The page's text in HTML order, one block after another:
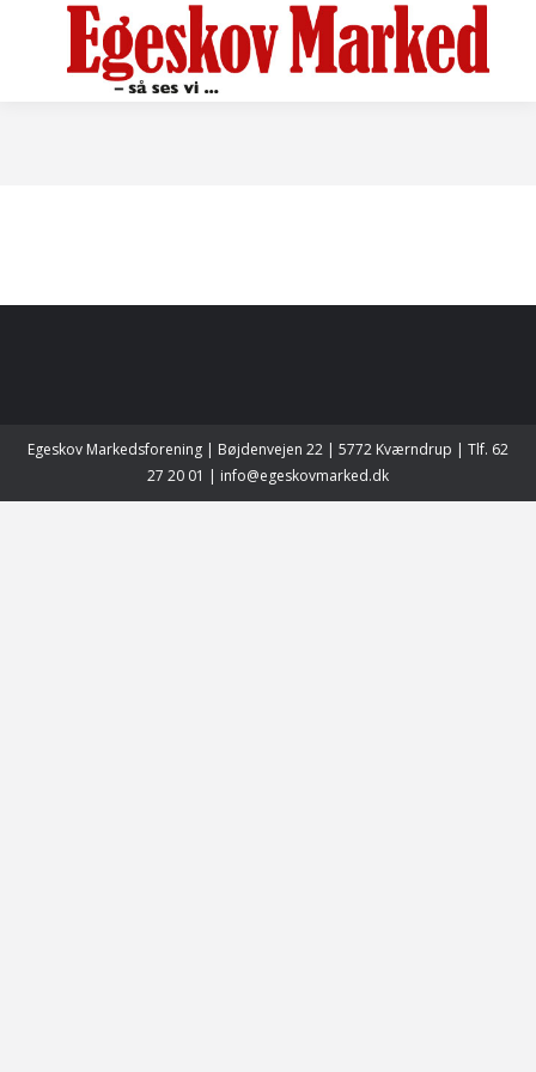
Egeskov Markedsforening | Bøjdenvejen 22 | 5772 Kværndrup | Tlf. 62
27 20 01 | info@egeskovmarked.dk